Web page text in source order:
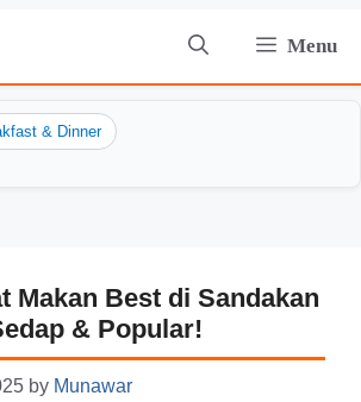
Menu
& Dinner
Makan Best di Sandakan
& Popular!
by Munawar